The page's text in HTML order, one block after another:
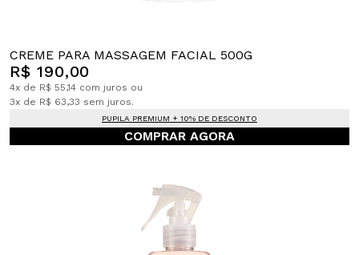
CREME PARA MASSAGEM FACIAL 500G
R$ 190,00
4x de R$ 55,14 com juros ou
3x de R$ 63,33 sem juros.
PUPILA PREMIUM + 10% DE DESCONTO
COMPRAR AGORA